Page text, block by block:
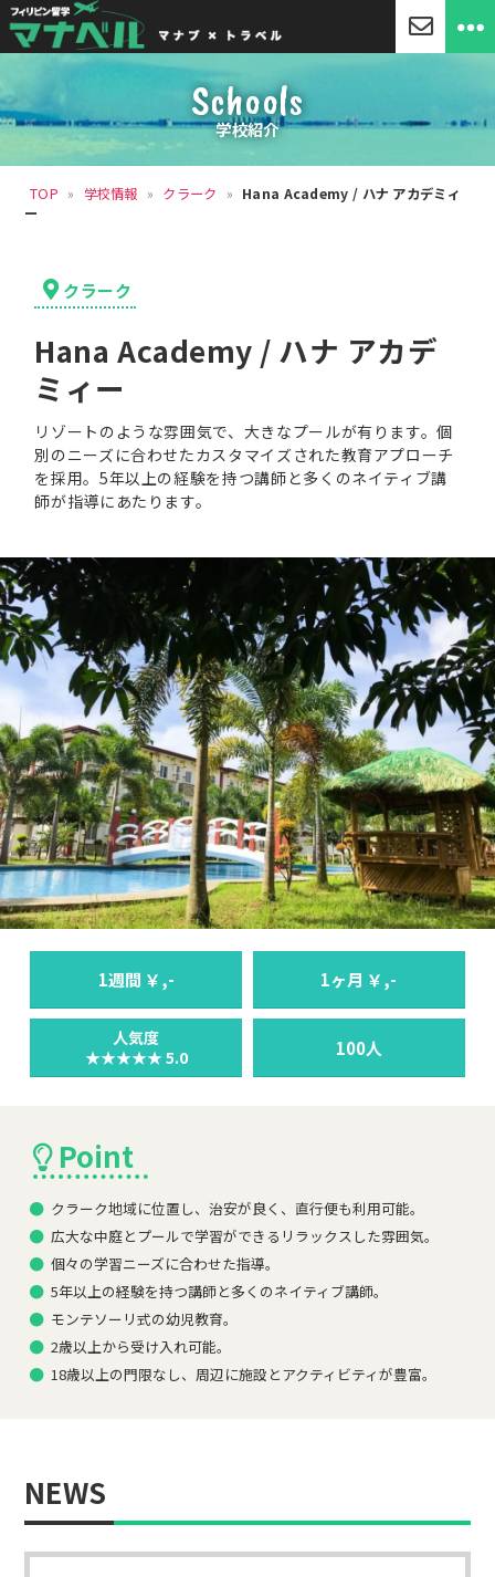
「マ
ベ
ル」
セ
学・
Schools
学校紹介
TOP » 学校情報 » クラーク » Hana Academy / ハナ アカデミィ
ー
リ
ー
クラーク
Hana Academy / ハナ アカデ
ミィー
リゾートのような雰囲気で、大きなプールが有ります。個
別のニーズに合わせたカスタマイズされた教育アプローチ
を採用。5年以上の経験を持つ講師と多くのネイティブ講
師が指導にあたります。
1週間 ￥,- 1ヶ月 ￥,-
★★★★★ 5.0 100人
Point
クラーク地域に位置し、治安が良く、直行便も利用可能。
広大な中庭とプールで学習ができるリラックスした雰囲気。
個々の学習ニーズに合わせた指導。
5年以上の経験を持つ講師と多くのネイティブ講師。
モンテソーリ式の幼児教育。
2歳以上から受け入れ可能。
18歳以上の門限なし、周辺に施設とアクティビティが豊富。
NEWS